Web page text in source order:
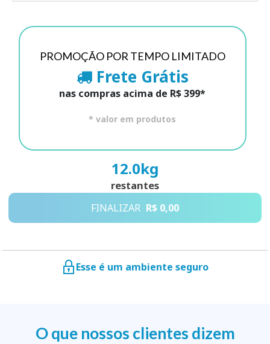
PROMOÇÃO POR TEMPO LIMITADO
Frete Grátis
nas compras acima de R$ 399*
* valor em produtos
12.0kg
restantes
FINALIZAR R$ 0,00
Esse é um ambiente seguro
O que nossos clientes dizem